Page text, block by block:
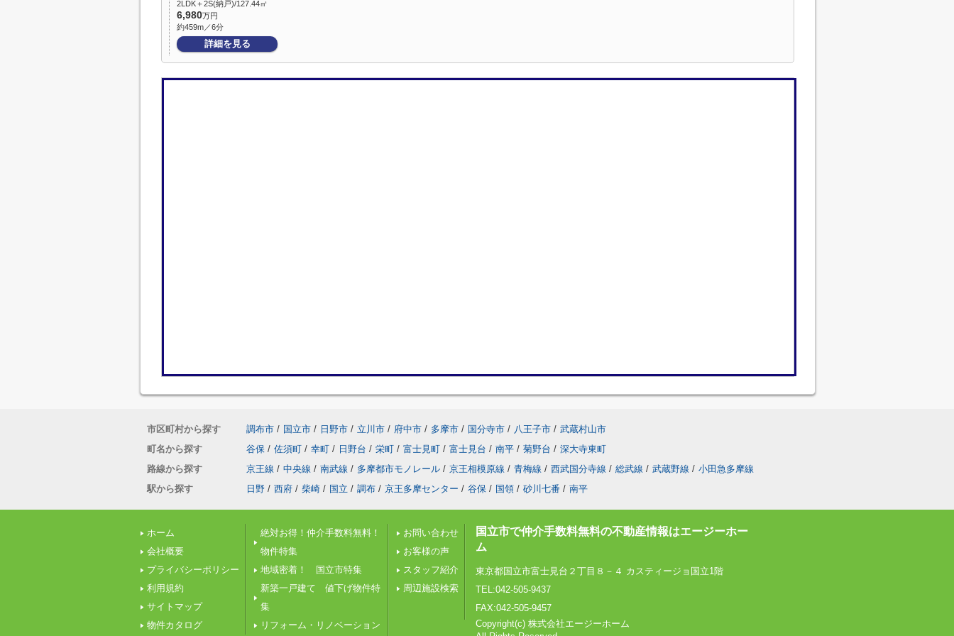
2LDK＋2S(納戸)/127.44㎡
6,980万円
約459m／6分
詳細を見る
市区町村から探す 調布市 / 国立市 / 日野市 / 立川市 / 府中市 / 多摩市 / 国分寺市 / 八王子市 / 武蔵村山市
町名から探す
谷保 / 佐須町 / 幸町 / 日野台 / 栄町 / 富士見町 / 富士見台 / 南平 / 菊野台 / 深大寺東町
路線から探す
京王線 / 中央線 / 南武線 / 多摩都市モノレール / 京王相模原線 / 青梅線 / 西武国分寺線 / 総武線 / 武蔵野線 / 小田急多摩線
駅から探す
日野 / 西府 / 柴崎 / 国立 / 調布 / 京王多摩センター / 谷保 / 国領 / 砂川七番 / 南平
ホーム
会社概要
プライバシーポリシー
利用規約
サイトマップ
物件カタログ
絶対お得！仲介手数料無料！
物件特集
地域密着！ 国立市特集
新築一戸建て 値下げ物件特
集
リフォーム・リノベーション
お問い合わせ
お客様の声
スタッフ紹介
周辺施設検索
国立市で仲介手数料無料の不動産情報はエージーホー
ム
東京都国立市富士見台２丁目８－４ カスティージョ国立1階
TEL:042-505-9437
FAX:042-505-9457
Copyright(c) 株式会社エージーホーム